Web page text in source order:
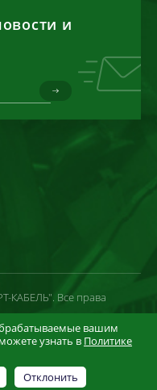
и
КАБЕЛЬ". Все права
вашим
узнать в Политике
Отклонить